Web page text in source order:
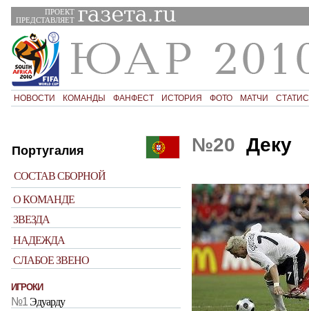
ПРОЕКТ
ПРЕДСТАВЛЯЕТ
НОВОСТИ КОМАНДЫ ФАНФЕСТ ИСТОРИЯ ФОТО МАТЧИ
Португалия
СОСТАВ СБОРНОЙ
О КОМАНДЕ
ЗВЕЗДА
НАДЕЖДА
СЛАБОЕ ЗВЕНО
ИГРОКИ
№1Эдуарду
№20 Деку